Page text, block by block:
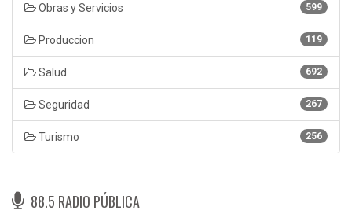
599
Obras y Servicios
119
Produccion
692
Salud
267
Seguridad
256
Turismo
88.5 RADIO PÚBLICA